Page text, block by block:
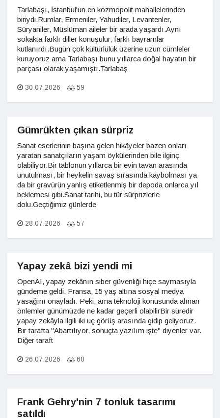
Tarlabaşı, İstanbul'un en kozmopolit mahallelerinden
biriydi.Rumlar, Ermeniler, Yahudiler, Levantenler,
Süryaniler, Müslüman aileler bir arada yaşardı.Aynı
sokakta farklı diller konuşulur, farklı bayramlar
kutlanırdı.Bugün çok kültürlülük üzerine uzun cümleler
kuruyoruz ama Tarlabaşı bunu yıllarca doğal hayatın bir
parçası olarak yaşamıştı.Tarlabaş
30.07.2026 59
Gümrükten çıkan sürpriz
Sanat eserlerinin başına gelen hikâyeler bazen onları
yaratan sanatçıların yaşam öykülerinden bile ilginç
olabiliyor.Bir tablonun yıllarca bir evin tavan arasında
unutulması, bir heykelin savaş sırasında kaybolması ya
da bir gravürün yanlış etiketlenmiş bir depoda onlarca yıl
beklemesi gibi.Sanat tarihi, bu tür sürprizlerle
dolu.Geçtiğimiz günlerde
28.07.2026 57
Yapay zekâ bizi yendi mi
OpenAI, yapay zekânın siber güvenliği hiçe saymasıyla
gündeme geldi. Fransa, 15 yaş altına sosyal medya
yasağını onayladı. Peki, ama teknoloji konusunda alınan
önlemler günümüzde ne kadar geçerli olabilirBir süredir
yapay zekâyla ilgili iki uç görüş arasında gidip geliyoruz.
Bir tarafta "Abartılıyor, sonuçta yazılım işte" diyenler var.
Diğer taraft
26.07.2026 60
Frank Gehry'nin 7 tonluk tasarımı
satıldı